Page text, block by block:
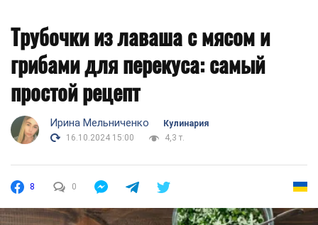
Трубочки из лаваша с мясом и
грибами для перекуса: самый
простой рецепт
Ирина Мельниченко
Кулинария
16.10.2024 15:00
4,3 т.
8 0